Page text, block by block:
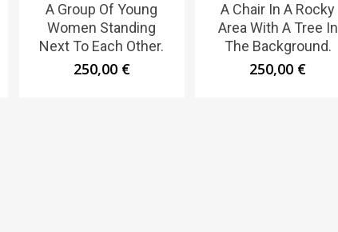
A Group Of Young
Women Standing
Next To Each Other.
250,00 €
A Chair In A Rocky
Area With A Tree In
The Background.
250,00 €